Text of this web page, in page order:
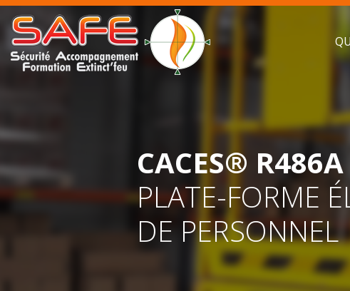
Aller
au
contenu
principal
CACES® R486A
PLATE-FORME
DE PERSONNEL